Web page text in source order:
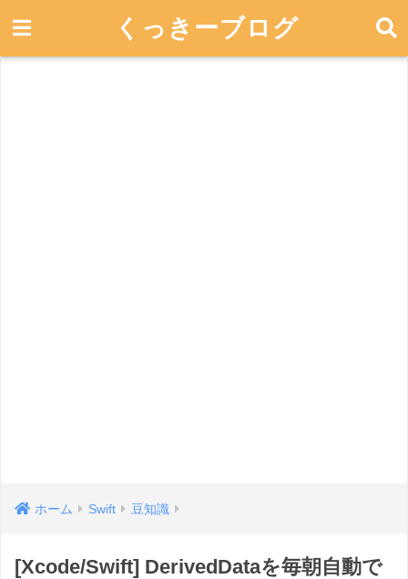
くっきーブログ
ホーム Swift 豆知識
[Xcode/Swift] DerivedDataを毎朝自動で